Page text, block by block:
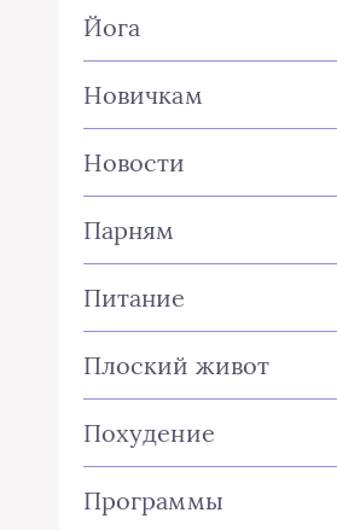
Йога
Новичкам
Новости
Парням
Питание
Плоский живот
Похудение
Программы